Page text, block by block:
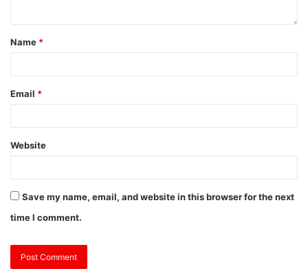
Name *
Email *
Website
Save my name, email, and website in this browser for the next
time I comment.